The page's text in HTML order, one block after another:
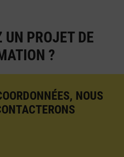
UN PROJET DE
?
NOUS